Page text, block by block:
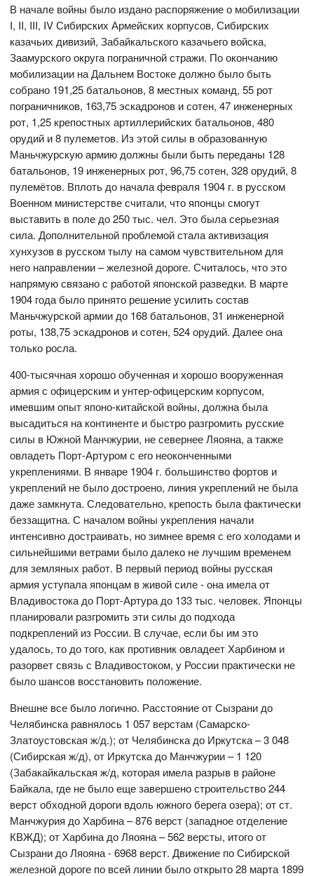
В начале войны было издано распоряжение о мобилизации
I, II, III, IV Сибирских Армейских корпусов, Сибирских
казачьих дивизий, Забайкальского казачьего войска,
Заамурского округа пограничной стражи. По окончанию
мобилизации на Дальнем Востоке должно было быть
собрано 191,25 батальонов, 8 местных команд, 55 рот
пограничников, 163,75 эскадронов и сотен, 47 инженерных
рот, 1,25 крепостных артиллерийских батальонов, 480
орудий и 8 пулеметов. Из этой силы в образованную
Маньчжурскую армию должны были быть переданы 128
батальонов, 19 инженерных рот, 96,75 сотен, 328 орудий, 8
пулемётов. Вплоть до начала февраля 1904 г. в русском
Военном министерстве считали, что японцы смогут
выставить в поле до 250 тыс. чел. Это была серьезная
сила. Дополнительной проблемой стала активизация
хунхузов в русском тылу на самом чувствительном для
него направлении – железной дороге. Считалось, что это
напрямую связано с работой японской разведки. В марте
1904 года было принято решение усилить состав
Маньчжурской армии до 168 батальонов, 31 инженерной
роты, 138,75 эскадронов и сотен, 524 орудий. Далее она
только росла.
400-тысячная хорошо обученная и хорошо вооруженная
армия с офицерским и унтер-офицерским корпусом,
имевшим опыт японо-китайской войны, должна была
высадиться на континенте и быстро разгромить русские
силы в Южной Манчжурии, не севернее Ляояна, а также
овладеть Порт-Артуром с его неоконченными
укреплениями. В январе 1904 г. большинство фортов и
укреплений не было достроено, линия укреплений не была
даже замкнута. Следовательно, крепость была фактически
беззащитна. С началом войны укрепления начали
интенсивно достраивать, но зимнее время с его холодами и
сильнейшими ветрами было далеко не лучшим временем
для земляных работ. В первый период войны русская
армия уступала японцам в живой силе - она имела от
Владивостока до Порт-Артура до 133 тыс. человек. Японцы
планировали разгромить эти силы до подхода
подкреплений из России. В случае, если бы им это
удалось, то до того, как противник овладеет Харбином и
разорвет связь с Владивостоком, у России практически не
было шансов восстановить положение.
Внешне все было логично. Расстояние от Сызрани до
Челябинска равнялось 1 057 верстам (Самарско-
Златоустовская ж/д.); от Челябинска до Иркутска – 3 048
(Сибирская ж/д), от Иркутска до Манчжурии – 1 120
(Забакайкальская ж/д, которая имела разрыв в районе
Байкала, где не было еще завершено строительство 244
верст обходной дороги вдоль южного берега озера); от ст.
Манчжурия до Харбина – 876 верст (западное отделение
КВЖД); от Харбина до Ляояна – 562 версты, итого от
Сызрани до Ляояна - 6968 верст. Движение по Сибирской
железной дороге по всей линии было открыто 28 марта 1899